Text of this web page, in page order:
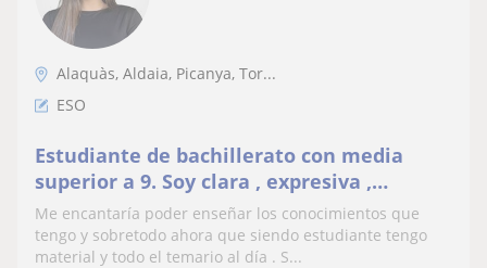
Alaquàs, Aldaia, Picanya, Tor...
ESO
Estudiante de bachillerato con media
superior a 9. Soy clara , expresiva ,
original , paciente y muy responsable.
Me encantaría poder enseñar los conocimientos que
tengo y sobretodo ahora que siendo estudiante tengo
material y todo el temario al día . S...